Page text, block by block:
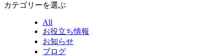
カテゴリーを選ぶ
All
お役立ち情報
お知らせ
ブログ